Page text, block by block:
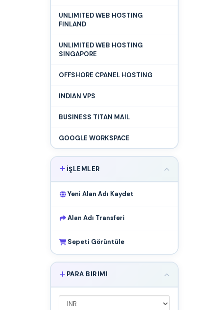
UNLIMITED WEB HOSTING
FINLAND
UNLIMITED WEB HOSTING
SINGAPORE
OFFSHORE CPANEL HOSTING
INDIAN VPS
BUSINESS TITAN MAIL
GOOGLE WORKSPACE
İŞLEMLER
Yeni Alan Adı Kaydet
Alan Adı Transferi
Sepeti Görüntüle
PARA BIRIMI